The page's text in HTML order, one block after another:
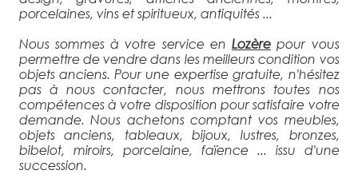
porcelaines, vins et spiritueux, antiquités ...
Nous sommes à votre service en Lozère pour vous
permettre de vendre dans les meilleurs condition vos
objets anciens. Pour une expertise gratuite, n'hésitez
pas à nous contacter, nous mettrons toutes nos
compétences à votre disposition pour satisfaire votre
demande. Nous achetons comptant vos meubles,
objets anciens, tableaux, bijoux, lustres, bronzes,
bibelot, miroirs, porcelaine, faïence ... issu d'une
succession.